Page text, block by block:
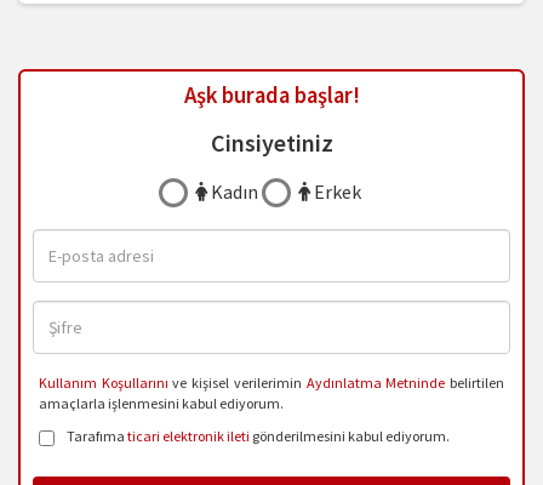
Aşk burada başlar!
Cinsiyetiniz
Kadın Erkek
Kullanım Koşullarını ve kişisel verilerimin Aydınlatma Metninde belirtilen
amaçlarla işlenmesini kabul ediyorum.
Tarafıma ticari elektronik ileti gönderilmesini kabul ediyorum.